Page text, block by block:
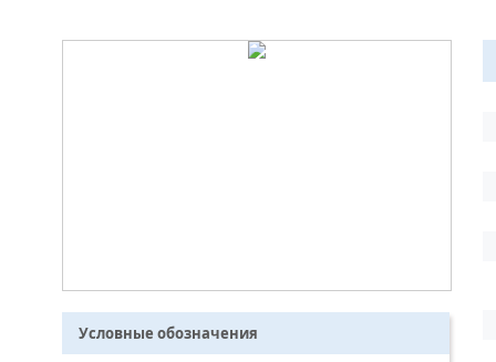
Условные обозначения